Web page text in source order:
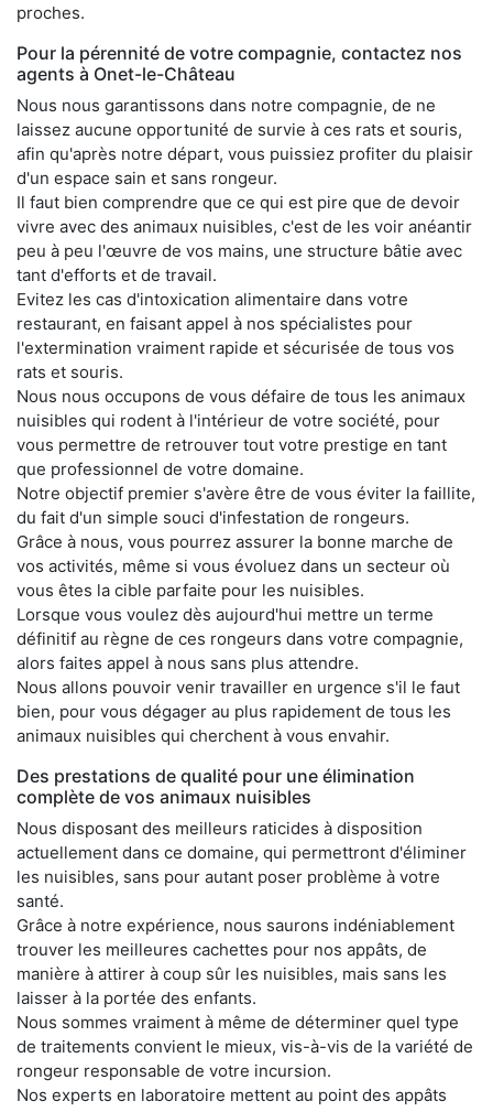
proches.
Pour la pérennité de votre compagnie, contactez nos
agents à Onet-le-Château
Nous nous garantissons dans notre compagnie, de ne
laissez aucune opportunité de survie à ces rats et souris,
afin qu'après notre départ, vous puissiez profiter du plaisir
d'un espace sain et sans rongeur.
Il faut bien comprendre que ce qui est pire que de devoir
vivre avec des animaux nuisibles, c'est de les voir anéantir
peu à peu l'œuvre de vos mains, une structure bâtie avec
tant d'efforts et de travail.
Evitez les cas d'intoxication alimentaire dans votre
restaurant, en faisant appel à nos spécialistes pour
l'extermination vraiment rapide et sécurisée de tous vos
rats et souris.
Nous nous occupons de vous défaire de tous les animaux
nuisibles qui rodent à l'intérieur de votre société, pour
vous permettre de retrouver tout votre prestige en tant
que professionnel de votre domaine.
Notre objectif premier s'avère être de vous éviter la faillite,
du fait d'un simple souci d'infestation de rongeurs.
Grâce à nous, vous pourrez assurer la bonne marche de
vos activités, même si vous évoluez dans un secteur où
vous êtes la cible parfaite pour les nuisibles.
Lorsque vous voulez dès aujourd'hui mettre un terme
définitif au règne de ces rongeurs dans votre compagnie,
alors faites appel à nous sans plus attendre.
Nous allons pouvoir venir travailler en urgence s'il le faut
bien, pour vous dégager au plus rapidement de tous les
animaux nuisibles qui cherchent à vous envahir.
Des prestations de qualité pour une élimination
complète de vos animaux nuisibles
Nous disposant des meilleurs raticides à disposition
actuellement dans ce domaine, qui permettront d'éliminer
les nuisibles, sans pour autant poser problème à votre
santé.
Grâce à notre expérience, nous saurons indéniablement
trouver les meilleures cachettes pour nos appâts, de
manière à attirer à coup sûr les nuisibles, mais sans les
laisser à la portée des enfants.
Nous sommes vraiment à même de déterminer quel type
de traitements convient le mieux, vis-à-vis de la variété de
rongeur responsable de votre incursion.
Nos experts en laboratoire mettent au point des appâts